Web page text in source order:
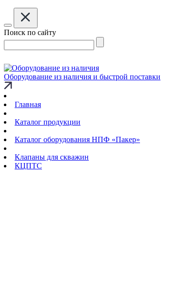
Поиск по сайту
Оборудование из наличия и быстрой поставки
Главная
Каталог продукции
Каталог оборудования НПФ «Пакер»
Клапаны для скважин
КЦПТС